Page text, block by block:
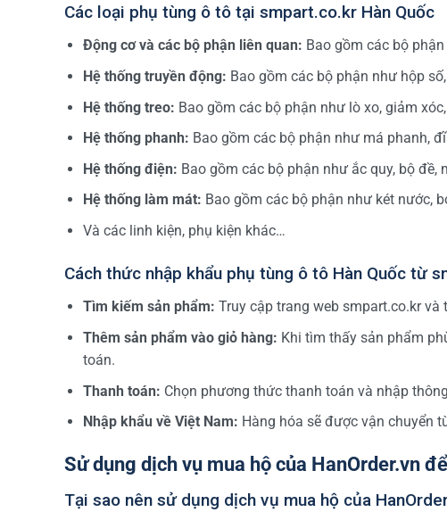
Các loại phụ tùng ô tô tại smpart.co.kr Hàn Quốc
Động cơ và các bộ phận liên quan: Bao gồm các bộ
Hệ thống truyền động: Bao gồm các bộ phận như hộp
Hệ thống treo: Bao gồm các bộ phận như lò xo, giảm
Hệ thống phanh: Bao gồm các bộ phận như má phanh,
Hệ thống điện: Bao gồm các bộ phận như ắc quy, bộ đề,
Hệ thống làm mát: Bao gồm các bộ phận như két nước,
Và các linh kiện, phụ kiện khác…
Cách thức nhập khẩu phụ tùng ô tô Hàn Quốc từ
Tìm kiếm sản phẩm: Truy cập trang web smpart.co.kr
Thêm sản phẩm vào giỏ hàng: Khi tìm thấy sản phẩm
toán.
Thanh toán: Chọn phương thức thanh toán và nhập
Nhập khẩu về Việt Nam: Hàng hóa sẽ được vận chuyển
Sử dụng dịch vụ mua hộ của HanOrder.vn
Tại sao nên sử dụng dịch vụ mua hộ của